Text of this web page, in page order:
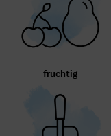
fruchtig